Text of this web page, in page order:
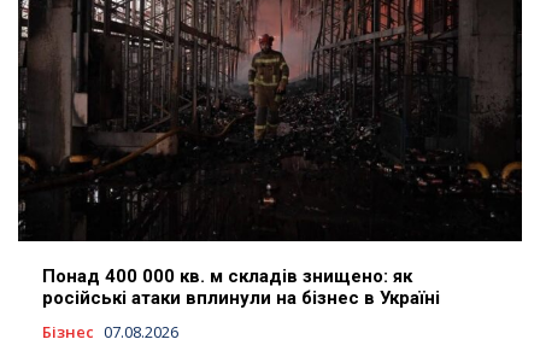
Понад 400 000 кв. м складів знищено: як
російські атаки вплинули на бізнес в Україні
Бізнес 07.08.2026